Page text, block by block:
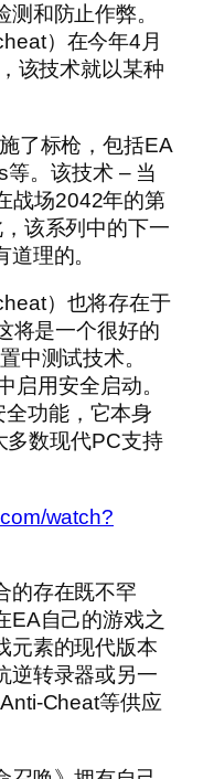
和防止作弊。
）在今年4月
该技术就以某种
了标枪，包括EA
。该技术 – 当
战场2042年的第
该系列中的下一
理的。
）也将存在于
将是一个很好的
中测试技术。
启用安全启动。
功能，它本身
多数现代PC支持
watch?
的存在既不罕
EA自己的游戏之
元素的现代版本
逆转录器或另一
Cheat等供应